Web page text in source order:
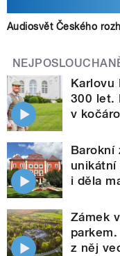
Audiosvět Českého
Karlovu
300 let.
v
Barokní
unikátní
i děla
Zámek
z něj